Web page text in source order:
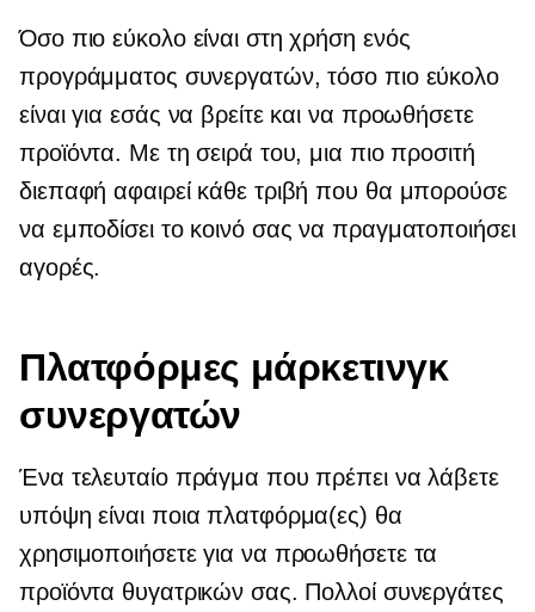
Όσο πιο εύκολο είναι στη χρήση ενός
προγράμματος συνεργατών, τόσο πιο εύκολο
είναι για εσάς να βρείτε και να προωθήσετε
προϊόντα. Με τη σειρά του, μια πιο προσιτή
διεπαφή αφαιρεί κάθε τριβή που θα μπορούσε
να εμποδίσει το κοινό σας να πραγματοποιήσει
αγορές.
Πλατφόρμες μάρκετινγκ
συνεργατών
Ένα τελευταίο πράγμα που πρέπει να λάβετε
υπόψη είναι ποια πλατφόρμα(ες) θα
χρησιμοποιήσετε για να προωθήσετε τα
προϊόντα θυγατρικών σας. Πολλοί συνεργάτες